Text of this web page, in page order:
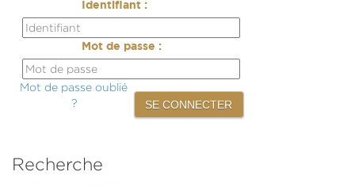
Identifiant :
Mot de passe :
Mot de passe oublié
?
Recherche